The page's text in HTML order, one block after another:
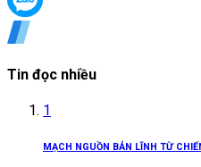
Tin đọc nhiều
1
MẠCH NGUỒN BẢN LĨNH TỪ